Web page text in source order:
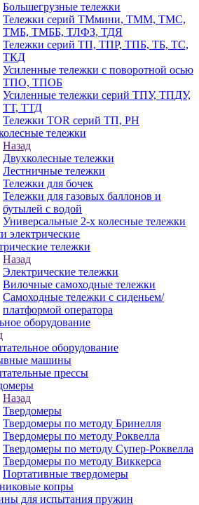
Большегрузные тележки
Тележки серий ТМмини, ТММ, ТМС,
ТМБ, ТМББ, ТЛФЗ, ТДЯ
Тележки серий ТП, ТПР, ТПБ, ТБ, ТС,
ТКД
Усиленные тележки с поворотной осью
ТПО, ТПОБ
Усиленные тележки серий ТПУ, ТПДУ,
ТТ, ТТД
Тележки TOR серий ТП, PH
тележки
Назад
Двухколесные тележки
Лестничные тележки
Тележки для бочек
Тележки для газовых баллонов и
бутылей с водой
Универсальные 2-х колесные тележки
электрические
тележки
Назад
Электрические тележки
Вилочные самоходные тележки
Самоходные тележки с сиденьем/
платформой оператора
оборудование
оборудование
машины
прессы
Назад
Твердомеры
Твердомеры по методу Бринелля
Твердомеры по методу Роквелла
Твердомеры по методу Супер-Роквелла
Твердомеры по методу Виккерса
Портативные твердомеры
копры
для испытания пружин